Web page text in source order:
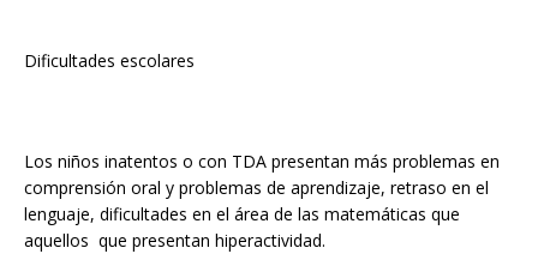
Dificultades escolares
Los niños inatentos o con TDA presentan más problemas en
comprensión oral y problemas de aprendizaje, retraso en el
lenguaje, dificultades en el área de las matemáticas que
aquellos que presentan hiperactividad.